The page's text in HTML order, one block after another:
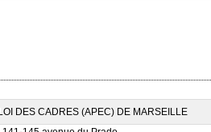
DES CADRES (APEC) DE MARSEILLE